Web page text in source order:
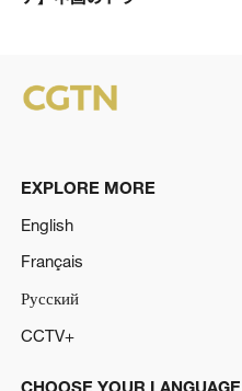
EXPLORE MORE
English
Français
Русский
CCTV+
CHOOSE YOUR LANGUAGE